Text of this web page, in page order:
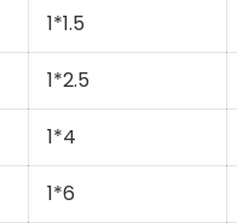
1*1.5
1*2.5
1*4
1*6